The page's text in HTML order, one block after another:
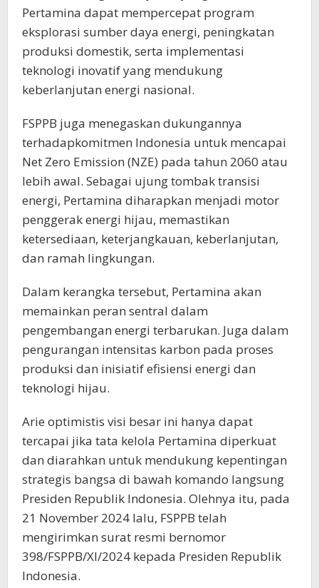
Pertamina dapat mempercepat program
eksplorasi sumber daya energi, peningkatan
produksi domestik, serta implementasi
teknologi inovatif yang mendukung
keberlanjutan energi nasional.
FSPPB juga menegaskan dukungannya
terhadapkomitmen Indonesia untuk mencapai
Net Zero Emission (NZE) pada tahun 2060 atau
lebih awal. Sebagai ujung tombak transisi
energi, Pertamina diharapkan menjadi motor
penggerak energi hijau, memastikan
ketersediaan, keterjangkauan, keberlanjutan,
dan ramah lingkungan.
Dalam kerangka tersebut, Pertamina akan
memainkan peran sentral dalam
pengembangan energi terbarukan. Juga dalam
pengurangan intensitas karbon pada proses
produksi dan inisiatif efisiensi energi dan
teknologi hijau.
Arie optimistis visi besar ini hanya dapat
tercapai jika tata kelola Pertamina diperkuat
dan diarahkan untuk mendukung kepentingan
strategis bangsa di bawah komando langsung
Presiden Republik Indonesia. Olehnya itu, pada
21 November 2024 lalu, FSPPB telah
mengirimkan surat resmi bernomor
398/FSPPB/XI/2024 kepada Presiden Republik
Indonesia.